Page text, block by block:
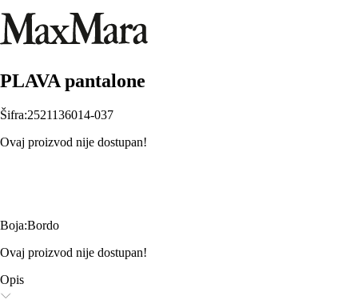
PLAVA pantalone
Šifra:2521136014-037
Ovaj proizvod nije dostupan!
Boja:Bordo
Ovaj proizvod nije dostupan!
Opis